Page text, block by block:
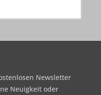
Newsletter
Neuigkeit oder